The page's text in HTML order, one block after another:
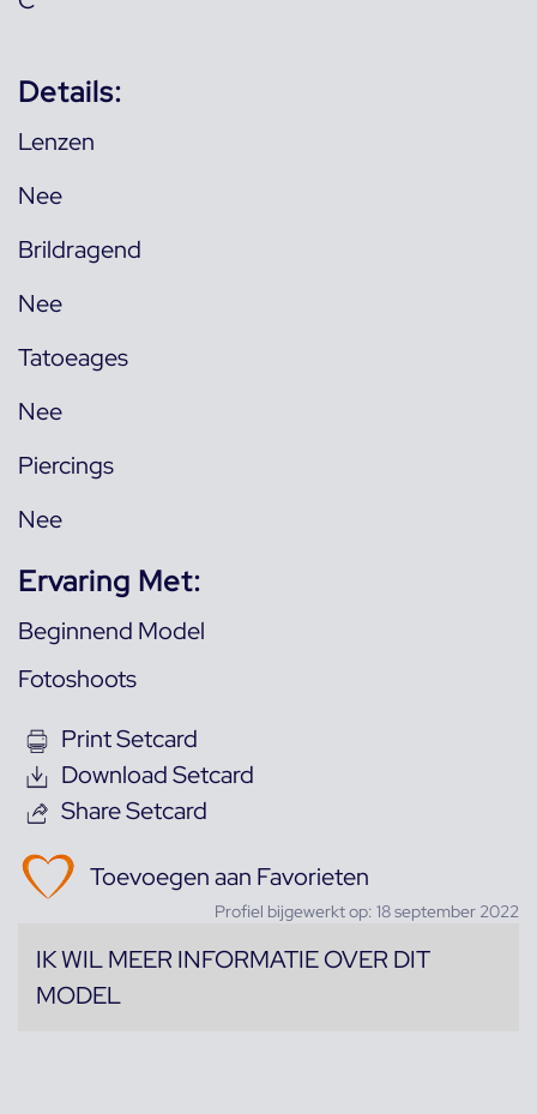
Details:
Lenzen
Nee
Brildragend
Nee
Tatoeages
Nee
Piercings
Nee
Ervaring Met:
Beginnend Model
Fotoshoots
Print Setcard
Download Setcard
Share Setcard
Toevoegen aan Favorieten
Profiel bijgewerkt op: 18 september 2022
IK WIL MEER INFORMATIE OVER DIT
MODEL